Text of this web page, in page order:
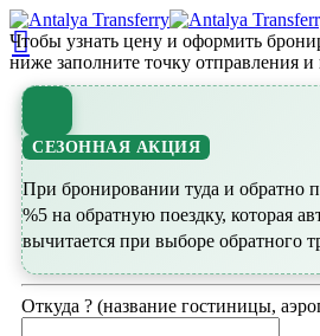
Чтобы узнать цену и оформить
ниже заполните точку отправления
СЕЗОННАЯ АКЦИЯ
При бронировании туда и обратно
%5 на обратную поездку, которая
вычитается при выборе обратного
Откуда ? (название гостиницы,